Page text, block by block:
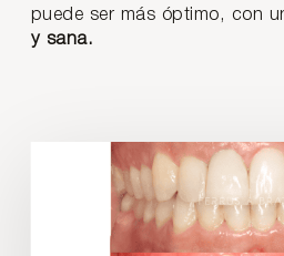
puede ser más óptimo, con
y sana.